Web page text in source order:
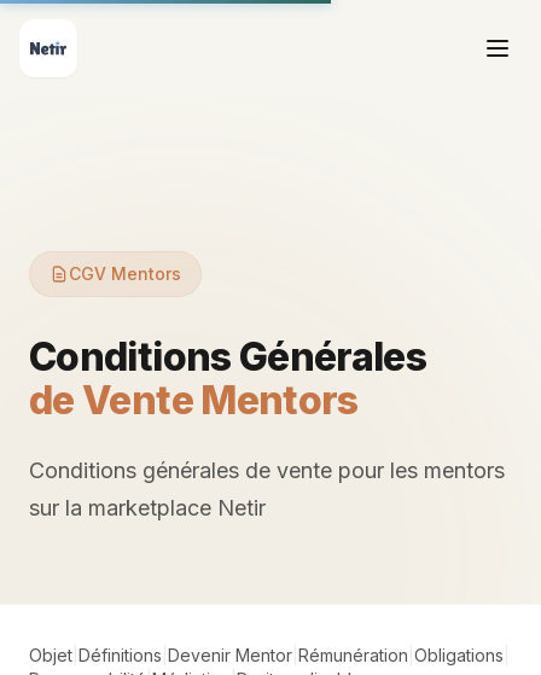
CGV Mentors
Conditions Générales
de Vente Mentors
Conditions générales de vente pour les mentors
sur la marketplace Netir
Objet Définitions Devenir Mentor Rémunération Obligations